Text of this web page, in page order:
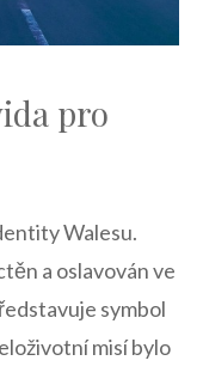
pro
Walesu.
​a oslavován ve⁢
symbol
‌misí bylo